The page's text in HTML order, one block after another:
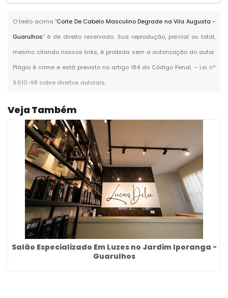
O texto acima "Corte De Cabelo Masculino Degrade na Vila Augusta -
Guarulhos" é de direito reservado. Sua reprodução, parcial ou total,
mesmo citando nossos links, é proibida sem a autorização do autor.
Plágio é crime e está previsto no artigo 184 do Código Penal. – Lei n°
9.610-98 sobre direitos autorais.
Veja Também
Salão Especializado Em Luzes no Jardim Iporanga -
Guarulhos